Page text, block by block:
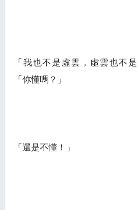
「我也不是虛雲，虛雲也不
「你懂嗎？」
「還是不懂！」